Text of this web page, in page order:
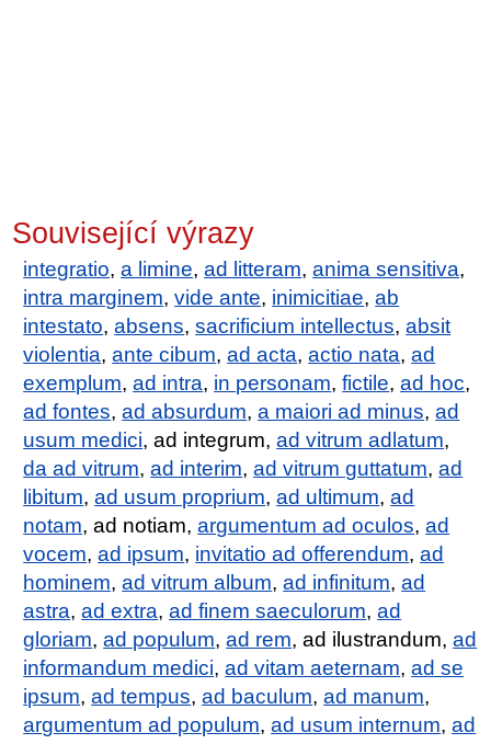
Související výrazy
integratio,a limine,ad litteram,anima sensitiva,
intra marginem,vide ante, inimicitiae,ab
intestato,absens,sacrificium intellectus,absit
violentia,ante cibum,ad acta,actio nata,ad
exemplum,ad intra, in personam,fictile,ad hoc,
ad fontes,ad absurdum,a maiori ad minus,ad
usum medici, ad integrum,ad vitrum adlatum,
da ad vitrum,ad interim,ad vitrum guttatum,ad
libitum,ad usum proprium,ad ultimum,ad
notam, ad notiam,argumentum ad oculos,ad
vocem,ad ipsum, invitatio ad offerendum,ad
hominem,ad vitrum album,ad infinitum,ad
astra,ad extra,ad finem saeculorum,ad
gloriam,ad populum,ad rem, ad ilustrandum,ad
informandum medici,ad vitam aeternam,ad se
ipsum,ad tempus,ad baculum,ad manum,
argumentum ad populum,ad usum internum,ad